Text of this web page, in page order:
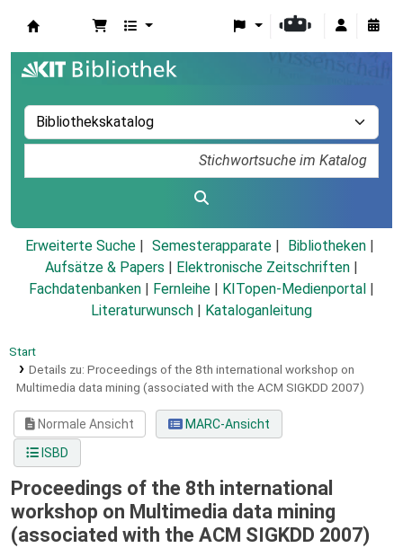
Erweiterte Suche Semesterapparate
Bibliotheken
Aufsätze & Papers
Elektronische Zeitschriften
Fachdatenbanken
Fernleihe KITopen-Medienportal
Literaturwunsch
Kataloganleitung
Start
Details zu: Proceedings of the 8th international workshop on
Multimedia data mining (associated with the ACM SIGKDD 2007)
Normale Ansicht
MARC-Ansicht
ISBD
Proceedings of the 8th international
workshop on Multimedia data mining
(associated with the ACM SIGKDD 2007)